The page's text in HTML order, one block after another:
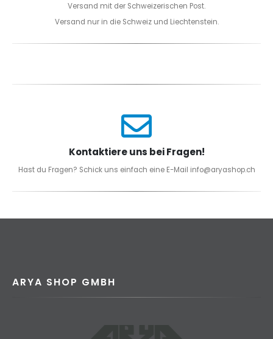
Versand mit der Schweizerischen Post.
Versand nur in die Schweiz und Liechtenstein.
Kontaktiere uns bei Fragen!
Hast du Fragen? Schick uns einfach eine E-Mail info@aryashop.ch
ARYA SHOP GMBH